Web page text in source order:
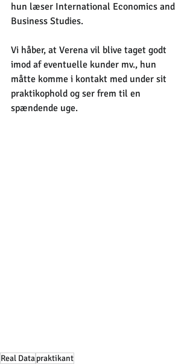
hun læser International Economics and
Business Studies.
Vi håber, at Verena vil blive taget godt
imod af eventuelle kunder mv., hun
måtte komme i kontakt med under sit
praktikophold og ser frem til en
spændende uge.
Real Datapraktikant